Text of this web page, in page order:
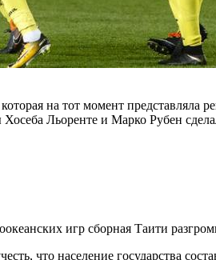
на тот момент
Льоренте и Марко Рубен
игр сборная Таити
что население государства